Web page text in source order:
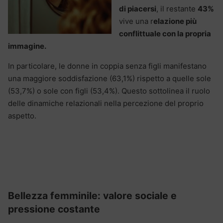
di piacersi, il restante 43%
vive una relazione più
conflittuale con la propria
immagine.
In particolare, le donne in coppia senza figli manifestano
una maggiore soddisfazione (63,1%) rispetto a quelle sole
(53,7%) o sole con figli (53,4%). Questo sottolinea il ruolo
delle dinamiche relazionali nella percezione del proprio
aspetto.
Bellezza femminile: valore sociale e
pressione costante